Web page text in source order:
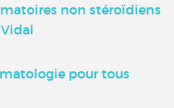
non stéroïdiens
pour tous